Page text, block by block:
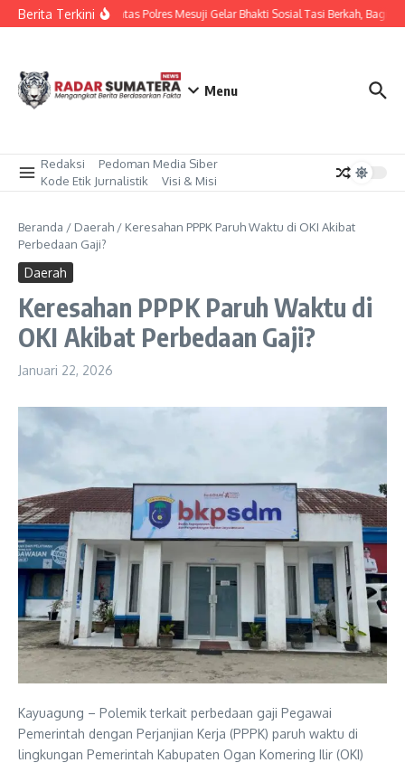
Lewati ke konten
Berita TerkiniSat Lantas Polres Mesuji Gelar Bhakti Sosial Tasi Berkah,
Menu
Redaksi
Pedoman Media Siber
Kode Etik Jurnalistik
Visi & Misi
Beranda / Daerah / Keresahan PPPK Paruh Waktu di OKI Akibat
Perbedaan Gaji?
Daerah
Keresahan PPPK Paruh Waktu di
OKI Akibat Perbedaan Gaji?
Januari 22, 2026
Kayuagung – Polemik terkait perbedaan gaji Pegawai
Pemerintah dengan Perjanjian Kerja (PPPK) paruh waktu di
lingkungan Pemerintah Kabupaten Ogan Komering Ilir (OKI)